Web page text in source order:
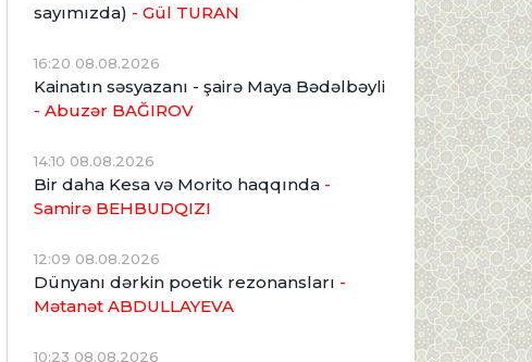
sayımızda) - Gül TURAN
16:20 08.08.2026
Kainatın səsyazanı - şairə Maya Bədəlbəyli
- Abuzər BAĞIROV
14:10 08.08.2026
Bir daha Kesa və Morito haqqında -
Samirə BEHBUDQIZI
12:09 08.08.2026
Dünyanı dərkin poetik rezonansları -
Mətanət ABDULLAYEVA
10:23 08.08.2026